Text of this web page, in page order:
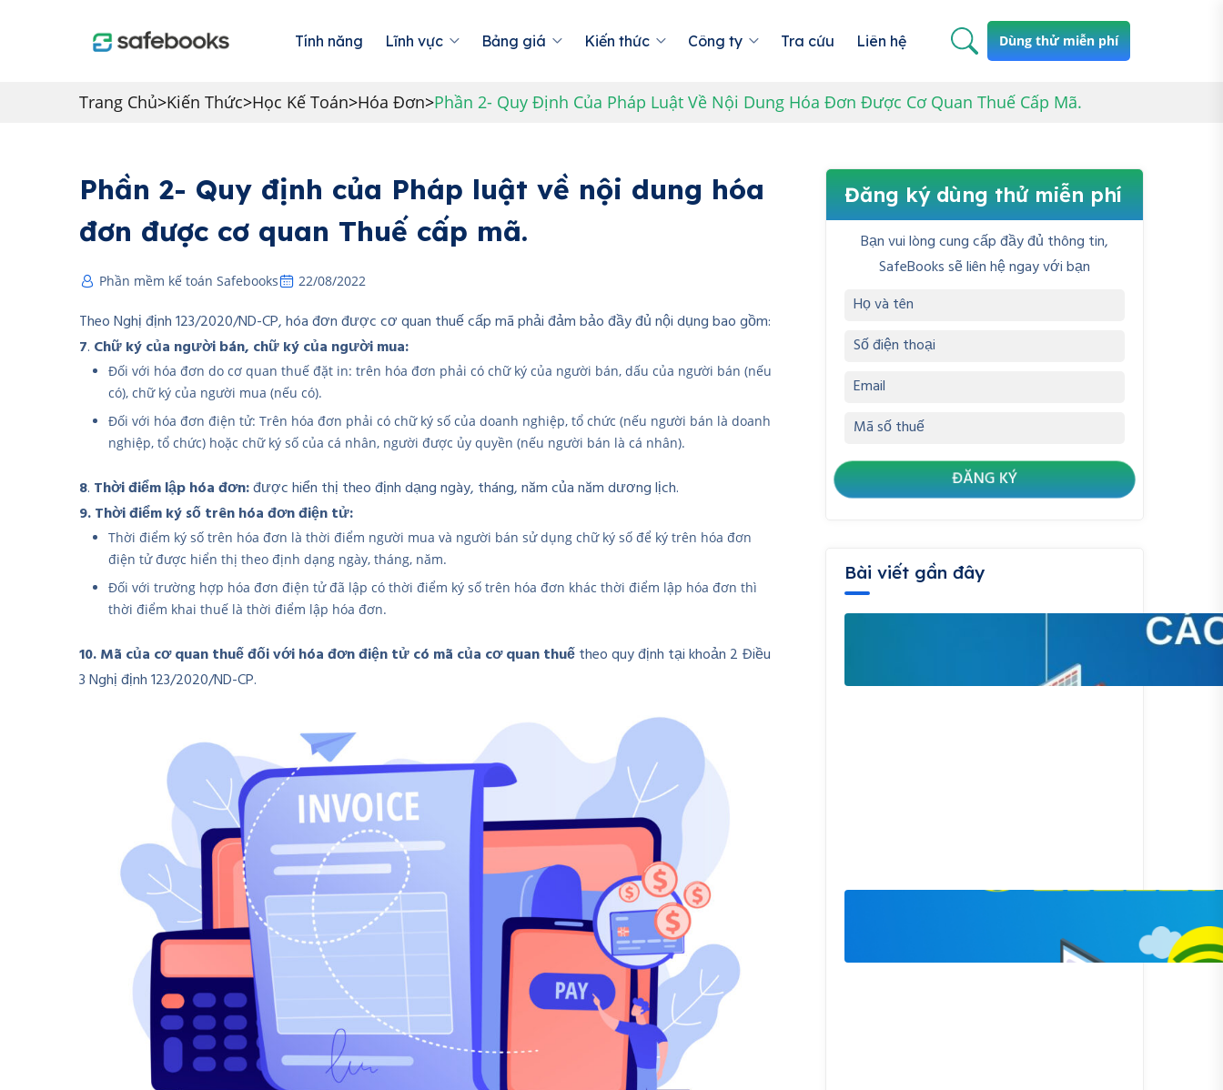
Tính năng Lĩnh vực Bảng giá Kiến thức Công ty Tra cứu Liên hệ Dùng thử miễn phí
Trang Chủ>Kiến Thức>Học Kế Toán>Hóa Đơn>Phần 2- Quy Định Của Pháp Luật Về Nội Dung Hóa Đơn Được Cơ Quan Thuế Cấp Mã.
Phần 2- Quy định của Pháp luật về nội dung hóa
đơn được cơ quan Thuế cấp mã.
Phần mềm kế toán Safebooks 22/08/2022
Theo Nghị định 123/2020/ND-CP, hóa đơn được cơ quan thuế cấp mã phải đảm bảo đầy đủ nội dụng bao gồm:
7. Chữ ký của người bán, chữ ký của người mua:
Đối với hóa đơn do cơ quan thuế đặt in: trên hóa đơn phải có chữ ký của người bán, dấu của người bán (nếu
có), chữ ký của người mua (nếu có).
Đối với hóa đơn điện tử: Trên hóa đơn phải có chữ ký số của doanh nghiệp, tổ chức (nếu người bán là doanh
nghiệp, tổ chức) hoặc chữ ký số của cá nhân, người được ủy quyền (nếu người bán là cá nhân).
8. Thời điểm lập hóa đơn:được hiển thị theo định dạng ngày, tháng, năm của năm dương lịch.
9. Thời điểm ký số trên hóa đơn điện tử:
Thời điểm ký số trên hóa đơn là thời điểm người mua và người bán sử dụng chữ ký số để ký trên hóa đơn
điện tử được hiển thị theo định dạng ngày, tháng, năm.
Đối với trường hợp hóa đơn điện tử đã lập có thời điểm ký số trên hóa đơn khác thời điểm lập hóa đơn thì
thời điểm khai thuế là thời điểm lập hóa đơn.
10. Mã của cơ quan thuế đối với hóa đơn điện tử có mã của cơ quan thuếtheo quy định tại khoản 2 Điều
3 Nghị định 123/2020/ND-CP.
Đăng ký dùng thử miễn phí
Bạn vui lòng cung cấp đầy đủ thông tin,
SafeBooks sẽ liên hệ ngay với bạn
Bài viết gần đây